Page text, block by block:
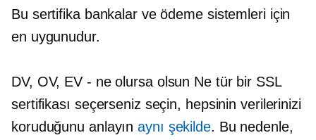
Bu sertifika bankalar ve ödeme sistemleri için
en uygunudur.
DV, OV, EV - ne olursa olsun Ne tür bir SSL
sertifikası seçerseniz seçin, hepsinin verilerinizi
koruduğunu anlayınaynı şekilde. Bu nedenle,